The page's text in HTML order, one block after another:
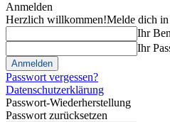
Anmelden
Herzlich willkommen!Melde dich
Ihr
Ihr
Passwort vergessen?
Datenschutzerklärung
Passwort-Wiederherstellung
Passwort zurücksetzen